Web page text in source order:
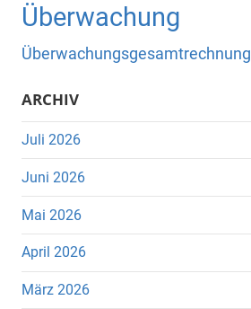
Überwachung
Überwachungsgesamtrechnung
ARCHIV
Juli 2026
Juni 2026
Mai 2026
April 2026
März 2026